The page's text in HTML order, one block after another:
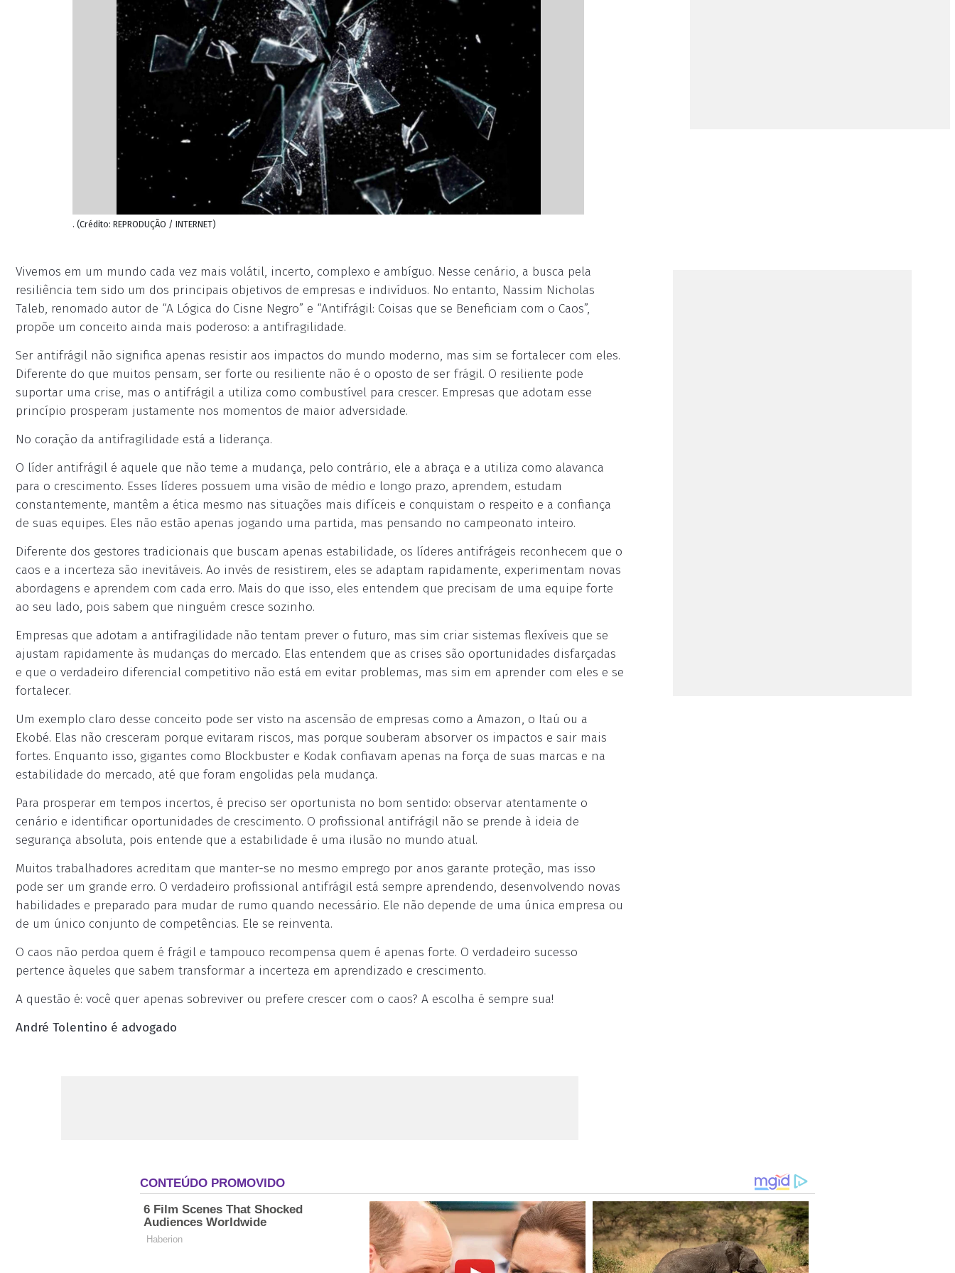
. (Crédito: REPRODUÇÃO / INTERNET)
Vivemos em um mundo cada vez mais volátil, incerto, complexo e ambíguo. Nesse cenário, a busca pela
resiliência tem sido um dos principais objetivos de empresas e indivíduos. No entanto, Nassim Nicholas
Taleb, renomado autor de “A Lógica do Cisne Negro” e “Antifrágil: Coisas que se Beneficiam com o Caos”,
propõe um conceito ainda mais poderoso: a antifragilidade.
Ser antifrágil não significa apenas resistir aos impactos do mundo moderno, mas sim se fortalecer com eles.
Diferente do que muitos pensam, ser forte ou resiliente não é o oposto de ser frágil. O resiliente pode
suportar uma crise, mas o antifrágil a utiliza como combustível para crescer. Empresas que adotam esse
princípio prosperam justamente nos momentos de maior adversidade.
No coração da antifragilidade está a liderança.
O líder antifrágil é aquele que não teme a mudança, pelo contrário, ele a abraça e a utiliza como alavanca
para o crescimento. Esses líderes possuem uma visão de médio e longo prazo, aprendem, estudam
constantemente, mantêm a ética mesmo nas situações mais difíceis e conquistam o respeito e a confiança
de suas equipes. Eles não estão apenas jogando uma partida, mas pensando no campeonato inteiro.
Diferente dos gestores tradicionais que buscam apenas estabilidade, os líderes antifrágeis reconhecem que o
caos e a incerteza são inevitáveis. Ao invés de resistirem, eles se adaptam rapidamente, experimentam novas
abordagens e aprendem com cada erro. Mais do que isso, eles entendem que precisam de uma equipe forte
ao seu lado, pois sabem que ninguém cresce sozinho.
Empresas que adotam a antifragilidade não tentam prever o futuro, mas sim criar sistemas flexíveis que se
ajustam rapidamente às mudanças do mercado. Elas entendem que as crises são oportunidades disfarçadas
e que o verdadeiro diferencial competitivo não está em evitar problemas, mas sim em aprender com eles e se
fortalecer.
Um exemplo claro desse conceito pode ser visto na ascensão de empresas como a Amazon, o Itaú ou a
Ekobé. Elas não cresceram porque evitaram riscos, mas porque souberam absorver os impactos e sair mais
fortes. Enquanto isso, gigantes como Blockbuster e Kodak confiavam apenas na força de suas marcas e na
estabilidade do mercado, até que foram engolidas pela mudança.
Para prosperar em tempos incertos, é preciso ser oportunista no bom sentido: observar atentamente o
cenário e identificar oportunidades de crescimento. O profissional antifrágil não se prende à ideia de
segurança absoluta, pois entende que a estabilidade é uma ilusão no mundo atual.
Muitos trabalhadores acreditam que manter-se no mesmo emprego por anos garante proteção, mas isso
pode ser um grande erro. O verdadeiro profissional antifrágil está sempre aprendendo, desenvolvendo novas
habilidades e preparado para mudar de rumo quando necessário. Ele não depende de uma única empresa ou
de um único conjunto de competências. Ele se reinventa.
O caos não perdoa quem é frágil e tampouco recompensa quem é apenas forte. O verdadeiro sucesso
pertence àqueles que sabem transformar a incerteza em aprendizado e crescimento.
A questão é: você quer apenas sobreviver ou prefere crescer com o caos? A escolha é sempre sua!
André Tolentino é advogado